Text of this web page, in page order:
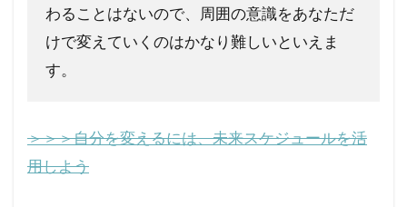
わることはないので、周囲の意識をあなただ
けで変えていくのはかなり難しいといえま
す。
＞＞＞自分を変えるには、未来スケジュールを活
用しよう